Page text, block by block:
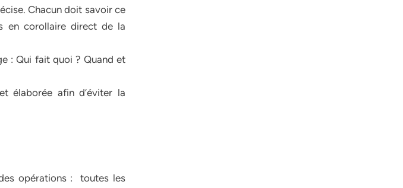
Chacun doit savoir ce
en corollaire direct de la
: Qui fait quoi ? Quand et
élaborée afin d’éviter la
opérations : toutes les